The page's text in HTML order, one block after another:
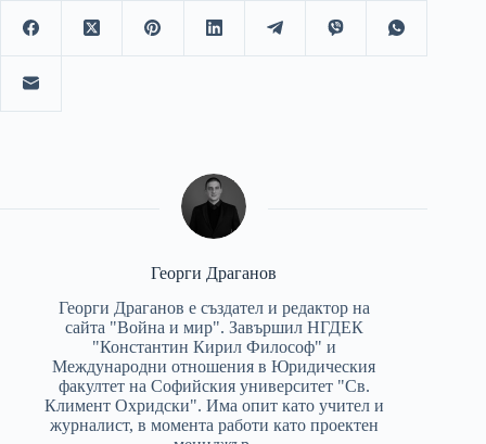
Георги Драганов
Георги Драганов е създател и редактор на
сайта "Война и мир". Завършил НГДЕК
"Константин Кирил Философ" и
Международни отношения в Юридическия
факултет на Софийския университет "Св.
Климент Охридски". Има опит като учител и
журналист, в момента работи като проектен